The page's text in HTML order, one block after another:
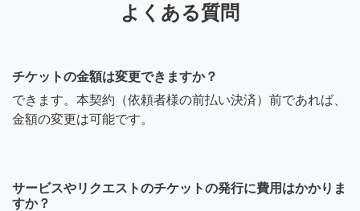
よくある質問
チケットの金額は変更できますか？
できます。本契約（依頼者様の前払い決済）前であれば、
金額の変更は可能です。
サービスやリクエストのチケットの発行に費用はかかりま
すか？